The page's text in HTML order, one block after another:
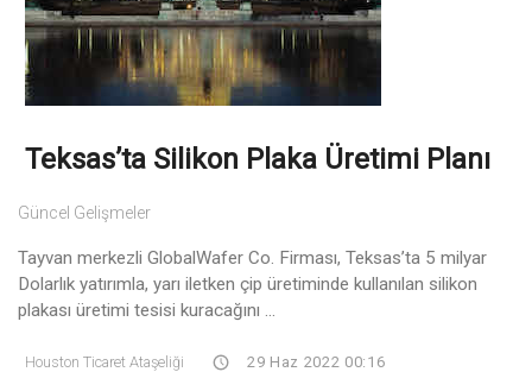
Teksas’ta Silikon Plaka Üretimi Planı
Güncel Gelişmeler
Tayvan merkezli GlobalWafer Co. Firması, Teksas’ta 5 milyar
Dolarlık yatırımla, yarı iletken çip üretiminde kullanılan silikon
plakası üretimi tesisi kuracağını ...
Houston Ticaret Ataşeliği 29 Haz 2022 00:16